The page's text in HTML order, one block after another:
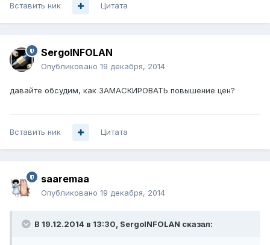
Вставить ник Цитата
SergoINFOLAN
Опубликовано 19 декабря, 2014
давайте обсудим, как ЗАМАСКИРОВАТЬ повышение цен?
Вставить ник Цитата
saaremaa
Опубликовано 19 декабря, 2014
В 19.12.2014 в 13:30, SergoINFOLAN сказал: